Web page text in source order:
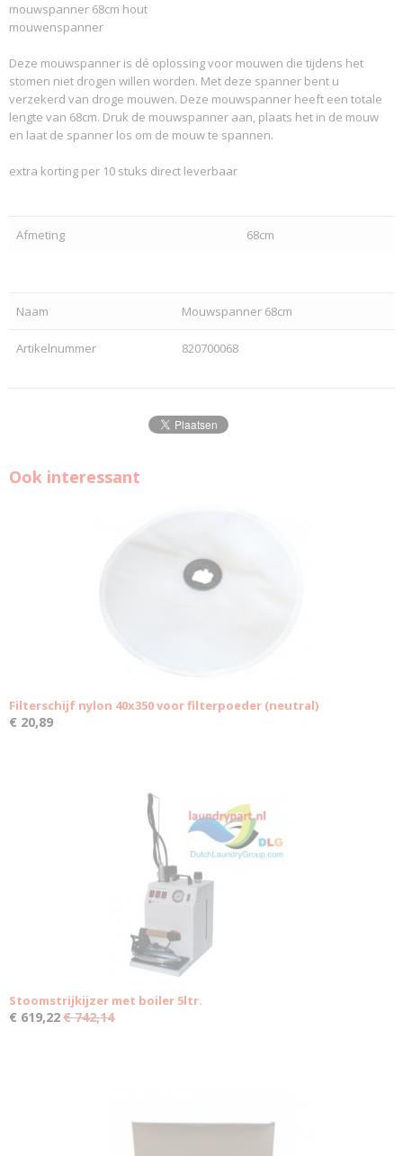
mouwspanner 68cm hout
mouwenspanner
Deze mouwspanner is dé oplossing voor mouwen die tijdens het
stomen niet drogen willen worden. Met deze spanner bent u
verzekerd van droge mouwen. Deze mouwspanner heeft een totale
lengte van 68cm. Druk de mouwspanner aan, plaats het in de mouw
en laat de spanner los om de mouw te spannen.
extra korting per 10 stuks direct leverbaar
Afmeting 68cm
Naam Mouwspanner 68cm
Artikelnummer 820700068
Ook interessant
Filterschijf nylon 40x350 voor filterpoeder (neutral)
€ 20,89
Stoomstrijkijzer met boiler 5ltr.
€ 619,22€ 742,14